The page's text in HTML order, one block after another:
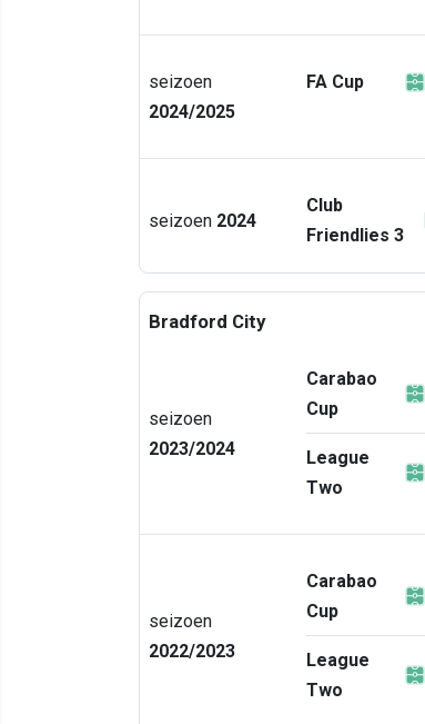
seizoen
2024/2025
FA Cup
seizoen 2024
Club
Friendlies 3
Bradford City
seizoen
2023/2024
Carabao
Cup
League
Two
seizoen
2022/2023
Carabao
Cup
League
Two